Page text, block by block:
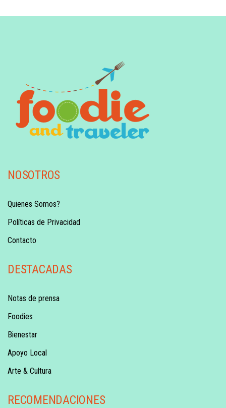
NOSOTROS
Quienes Somos?
Políticas de Privacidad
Contacto
DESTACADAS
Notas de prensa
Foodies
Bienestar
Apoyo Local
Arte & Cultura
RECOMENDACIONES